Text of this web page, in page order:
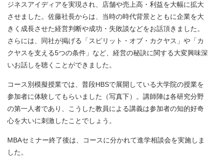
ジネスアイディアを実現され、店舗や売上高・利益を大幅に拡大
させました。佐藤社長からは、当時の時代背景とともに企業を大
きく成長させた経営判断や成功・失敗談などをお話頂きました。
さらには、同社が掲げる「スピリット・オブ・カクヤス」や「カ
クヤスを支える5つの条件」など、経営の秘訣に関する大変興味深
いお話しを聴くことができました。
コース別模擬授業では、普段HBSで展開している大学院の授業を
参加者に体験してもらいました（写真下）。講師陣は各研究分野
の第一人者であり、こうした教員による講義は参加者の知的好奇
心を大いに刺激したことでしょう。
MBAセミナー終了後は、コースに分かれて進学相談会を実施しま
した。